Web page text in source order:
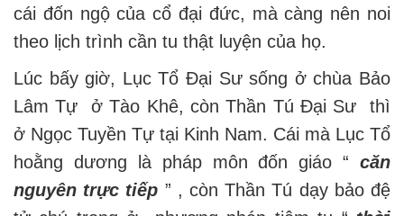
cái đốn ngộ của cổ đại đức, mà càng nên noi
theo lịch trình cần tu thật luyện của họ.
Lúc bấy giờ, Lục Tổ Đại Sư sống ở chùa Bảo
Lâm Tự ở Tào Khê, còn Thần Tú Đại Sư thì
ở Ngọc Tuyền Tự tại Kinh Nam. Cái mà Lục Tổ
hoằng dương là pháp môn đốn giáo “ căn
nguyên trực tiếp ” , còn Thần Tú dạy bảo đệ